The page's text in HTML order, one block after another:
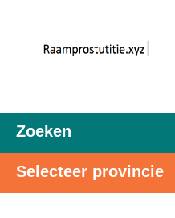
Zoeken
Selecteer provincie